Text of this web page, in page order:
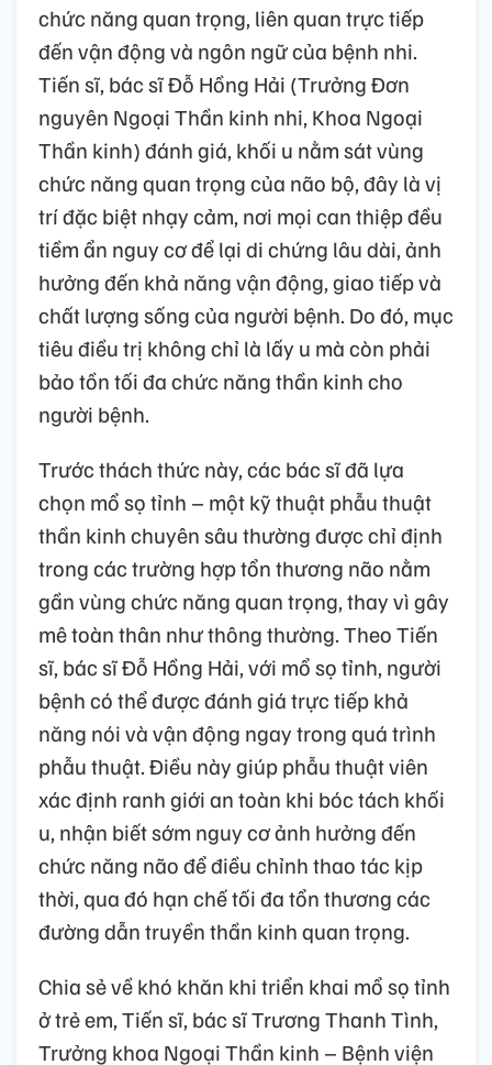
chức năng quan trọng, liên quan trực tiếp
đến vận động và ngôn ngữ của bệnh nhi.
Tiến sĩ, bác sĩ Đỗ Hồng Hải (Trưởng Đơn
nguyên Ngoại Thần kinh nhi, Khoa Ngoại
Thần kinh) đánh giá, khối u nằm sát vùng
chức năng quan trọng của não bộ, đây là vị
trí đặc biệt nhạy cảm, nơi mọi can thiệp đều
tiềm ẩn nguy cơ để lại di chứng lâu dài, ảnh
hưởng đến khả năng vận động, giao tiếp và
chất lượng sống của người bệnh. Do đó, mục
tiêu điều trị không chỉ là lấy u mà còn phải
bảo tồn tối đa chức năng thần kinh cho
người bệnh.
Trước thách thức này, các bác sĩ đã lựa
chọn mổ sọ tỉnh – một kỹ thuật phẫu thuật
thần kinh chuyên sâu thường được chỉ định
trong các trường hợp tổn thương não nằm
gần vùng chức năng quan trọng, thay vì gây
mê toàn thân như thông thường. Theo Tiến
sĩ, bác sĩ Đỗ Hồng Hải, với mổ sọ tỉnh, người
bệnh có thể được đánh giá trực tiếp khả
năng nói và vận động ngay trong quá trình
phẫu thuật. Điều này giúp phẫu thuật viên
xác định ranh giới an toàn khi bóc tách khối
u, nhận biết sớm nguy cơ ảnh hưởng đến
chức năng não để điều chỉnh thao tác kịp
thời, qua đó hạn chế tối đa tổn thương các
đường dẫn truyền thần kinh quan trọng.
Chia sẻ về khó khăn khi triển khai mổ sọ tỉnh
ở trẻ em, Tiến sĩ, bác sĩ Trương Thanh Tình,
Trưởng khoa Ngoại Thần kinh – Bệnh viện